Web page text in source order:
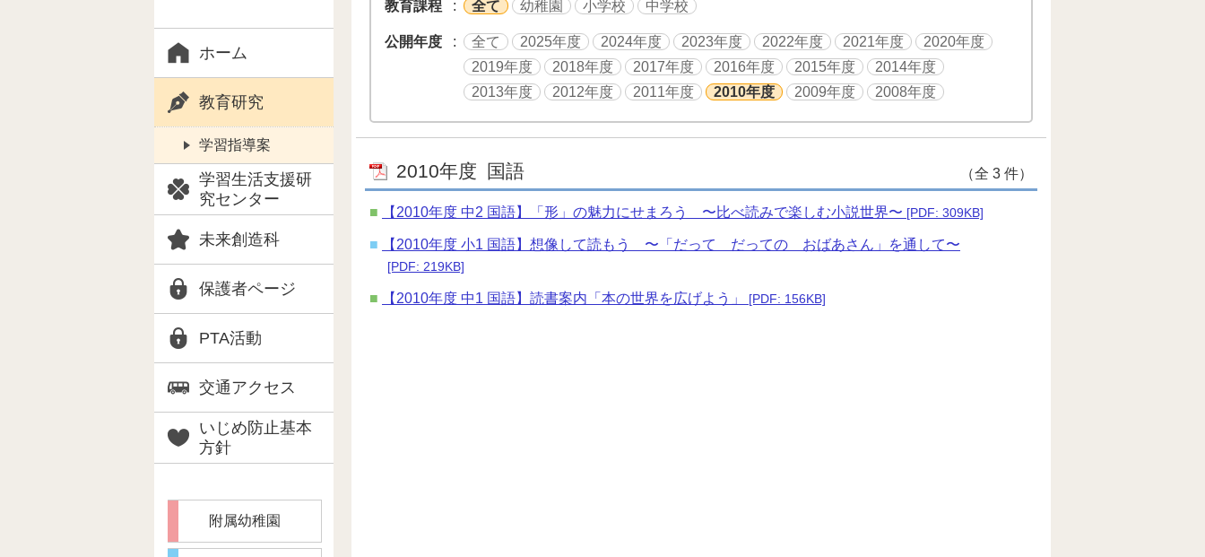
ホーム
教育研究
学習指導案
学習生活支援研
究センター
未来創造科
保護者ページ
PTA活動
交通アクセス
いじめ防止基本
方針
教育課程 全て 幼稚園 小学校 中学校
公開年度 全て 2025年度 2024年度 2023年度 2022年度 2021年度
2020年度
2019年度
2018年度 2017年度 2016年度 2015年度
2014年度
2013年度
2012年度 2011年度 2010年度 2009年度 2008年度
2010年度 国語 （全 3 件）
【2010年度 中2 国語】「形」の魅力にせまろう 〜比べ読みで楽しむ小説世界〜 [PDF: 309KB]
【2010年度 小1 国語】想像して読もう 〜「だって だっての おばあさん」を通して〜
[PDF: 219KB]
【2010年度 中1 国語】読書案内「本の世界を広げよう」 [PDF: 156KB]
附属幼稚園